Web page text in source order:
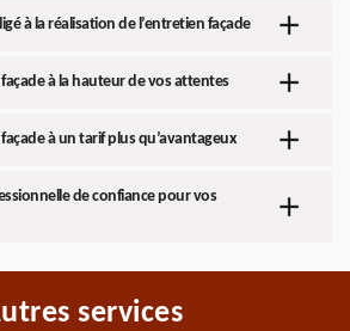
à la réalisation de l’entretien façade
à la hauteur de vos attentes
à un tarif plus qu’avantageux
de confiance pour vos
services